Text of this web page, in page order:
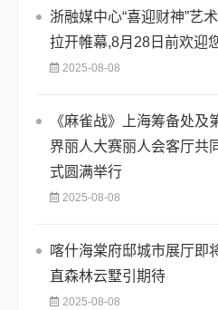
浙融媒中心“喜迎财神”艺
拉开帷幕,8月28日前欢迎
2025-08-08
《麻雀战》上海筹备处及
界丽人大赛丽人会客厅共
式圆满举行
2025-08-08
喀什海棠府邸城市展厅即
直森林云墅引期待
2025-08-08